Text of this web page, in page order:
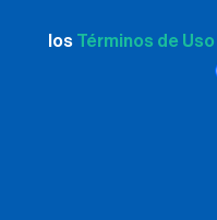
los Términos de Uso